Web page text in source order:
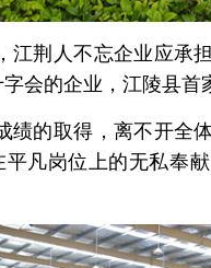
江荆人不忘企业应承
会的企业，江陵县首
绩的取得，离不开全
平凡岗位上的无私奉